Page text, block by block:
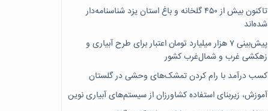
تاکنون بیش از ۴۵۰ گلخانه و باغ استان یزد شناسنامه‌دار
شده‌اند
پیش‌بینی ۷‌ هزار میلیارد تومان اعتبار برای طرح آبیاری و
زهکشی غرب و شمال‌غرب کشور
کسب درآمد با رام کردن تمشک‌های وحشی در گلستان
آموزش، زیربنای استفاده کشاورزان از سیستم‌های آبیاری نوین